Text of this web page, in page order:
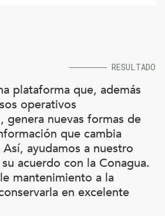
RESULTADO
plataforma que, además
operativos
genera nuevas formas de
que cambia
ayudamos a nuestro
acuerdo con la Conagua.
mantenimiento a la
en excelente